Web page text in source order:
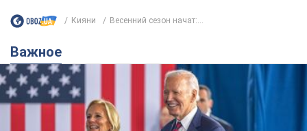
Супруга тяжелобольного Джо Байдена
назвала первый симптом, который
сигнализировал о его "агрессивном" раке
Сначала врачи не обратили на это должного внимания
15,8 т.